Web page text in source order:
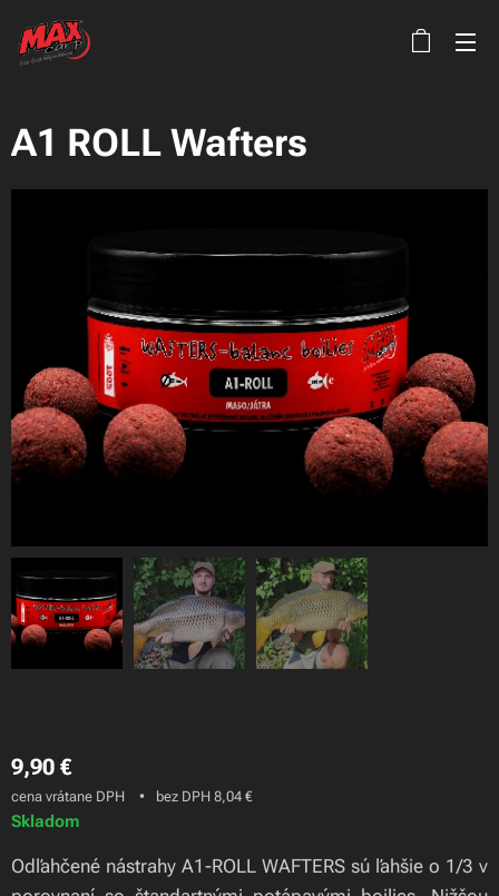
A1 ROLL Wafters
9,90 €
cena vrátane DPH bez DPH 8,04 €
Skladom
Odľahčené nástrahy A1-ROLL WAFTERS sú ľahšie o 1/3 v